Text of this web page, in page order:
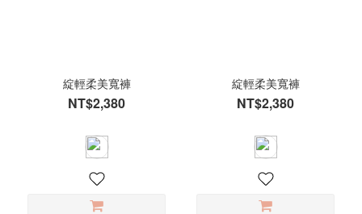
綻輕柔美寬褲
NT$2,380
綻輕柔美寬褲
NT$2,380